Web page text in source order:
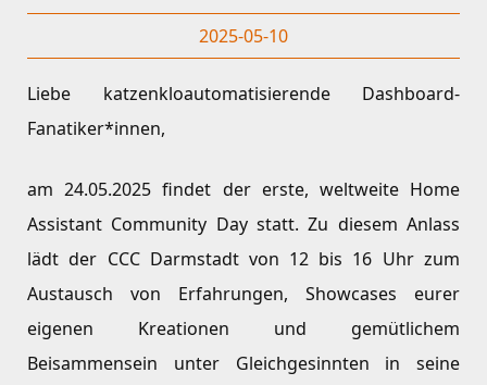
2025-05-10
Liebe katzenkloautomatisierende Dashboard-
Fanatiker*innen,
am 24.05.2025 findet der erste, weltweite Home
Assistant Community Day statt. Zu diesem Anlass
lädt der CCC Darmstadt von 12 bis 16 Uhr zum
Austausch von Erfahrungen, Showcases eurer
eigenen Kreationen und gemütlichem
Beisammensein unter Gleichgesinnten in seine